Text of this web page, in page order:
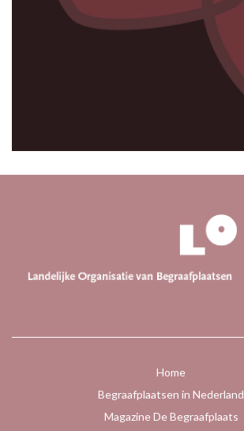
Home
Begraafplaatsen in Nederland
Magazine De Begraafplaats